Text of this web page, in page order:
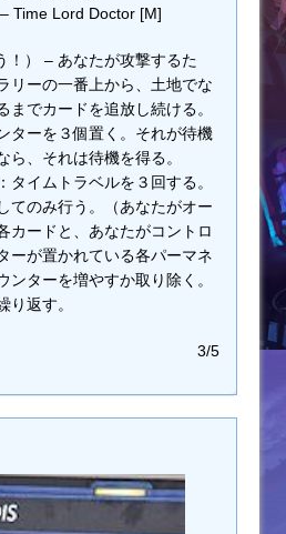
Time Lord Doctor [M]
！） – あなたが攻撃するた
リーの一番上から、土地でな
までカードを追放し続ける。
ターを３個置く。それが待機
ら、それは待機を得る。
タイムトラベルを３回する。
てのみ行う。（あなたがオー
カードと、あなたがコントロ
ーが置かれている各パーマネ
ンターを増やすか取り除く。
り返す。
3/5